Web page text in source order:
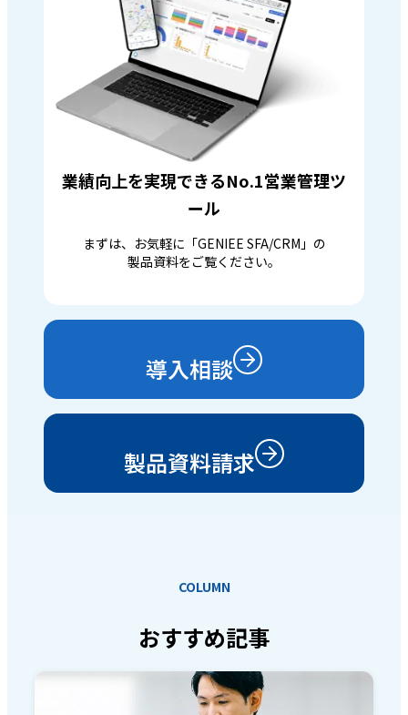
業績向上を実現できるNo.1営業管理ツ
ール
まずは、お気軽に「GENIEE SFA/CRM」の
製品資料をご覧ください。
導入相談
製品資料請求
COLUMN
おすすめ記事